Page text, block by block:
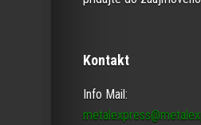
Kontakt
Info Mail: